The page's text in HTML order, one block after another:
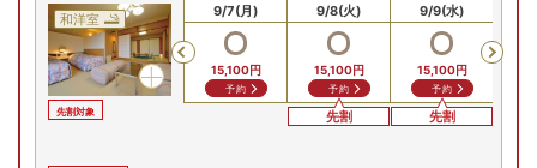
和洋室
先割対象
Previous
9/6(日) 9/7(月)
15,100円
予約
9/8(火)
15,100円
予約
先割
9/9(水)
15,100円
予約
先割